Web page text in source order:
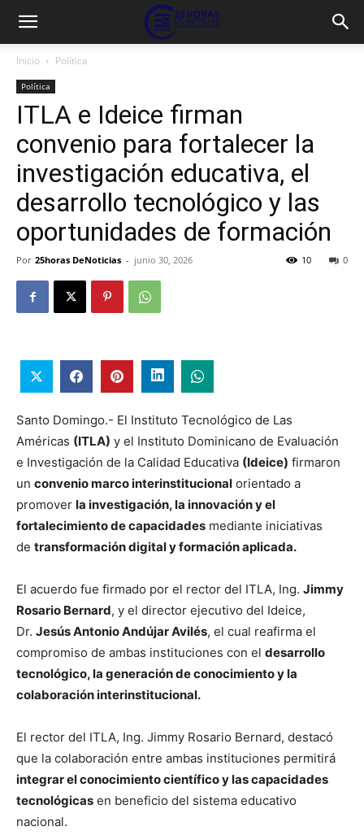
Inicio Política
Política
ITLA e Ideice firman
convenio para fortalecer la
investigación educativa, el
desarrollo tecnológico y las
oportunidades de formación
Por 25horas DeNoticias - junio 30, 2026 0
10
Santo Domingo.- El Instituto Tecnológico de Las
Américas (ITLA) y el Instituto Dominicano de Evaluación
e Investigación de la Calidad Educativa (Ideice) firmaron
un convenio marco interinstitucional orientado a
promover la investigación, la innovación y el
fortalecimiento de capacidades mediante iniciativas
de transformación digital y formación aplicada.
El acuerdo fue firmado por el rector del ITLA, Ing. Jimmy
Rosario Bernard, y el director ejecutivo del Ideice,
Dr. Jesús Antonio Andújar Avilés, el cual reafirma el
compromiso de ambas instituciones con el desarrollo
tecnológico, la generación de conocimiento y la
colaboración interinstitucional.
El rector del ITLA, Ing. Jimmy Rosario Bernard, destacó
que la colaboración entre ambas instituciones permitirá
integrar el conocimiento científico y las capacidades
tecnológicas en beneficio del sistema educativo
nacional.